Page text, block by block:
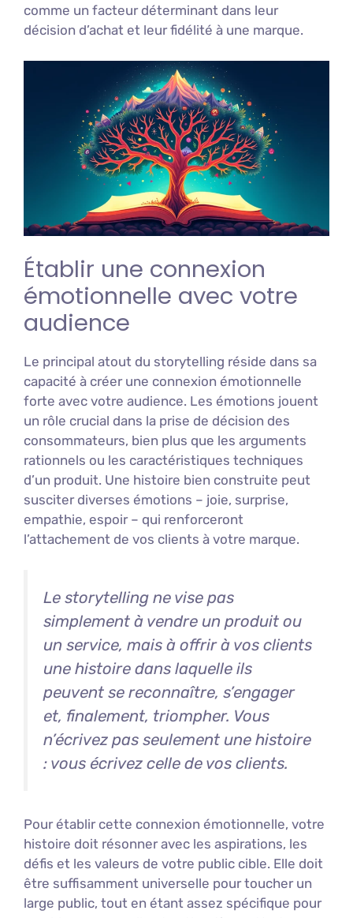
comme un facteur déterminant dans leur
décision d’achat et leur fidélité à une marque.
Établir une connexion
émotionnelle avec votre
audience
Le principal atout du storytelling réside dans sa
capacité à créer une connexion émotionnelle
forte avec votre audience. Les émotions jouent
un rôle crucial dans la prise de décision des
consommateurs, bien plus que les arguments
rationnels ou les caractéristiques techniques
d’un produit. Une histoire bien construite peut
susciter diverses émotions – joie, surprise,
empathie, espoir – qui renforceront
l’attachement de vos clients à votre marque.
Le storytelling ne vise pas
simplement à vendre un produit ou
un service, mais à offrir à vos clients
une histoire dans laquelle ils
peuvent se reconnaître, s’engager
et, finalement, triompher. Vous
n’écrivez pas seulement une histoire
: vous écrivez celle de vos clients.
Pour établir cette connexion émotionnelle, votre
histoire doit résonner avec les aspirations, les
défis et les valeurs de votre public cible. Elle doit
être suffisamment universelle pour toucher un
large public, tout en étant assez spécifique pour